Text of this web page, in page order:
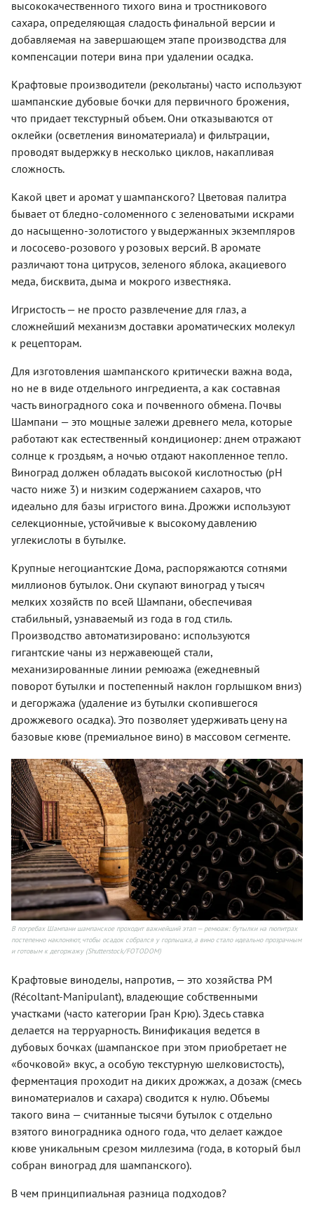
высококачественного тихого вина и тростникового
сахара, определяющая сладость финальной версии и
добавляемая на завершающем этапе производства для
компенсации потери вина при удалении осадка.
Крафтовые производители (рекольтаны) часто используют
шампанские дубовые бочки для первичного брожения,
что придает текстурный объем. Они отказываются от
оклейки (осветления виноматериала) и фильтрации,
проводят выдержку в несколько циклов, накапливая
сложность.
Какой цвет и аромат у шампанского? Цветовая палитра
бывает от бледно-соломенного с зеленоватыми искрами
до насыщенно-золотистого у выдержанных экземпляров
и лососево-розового у розовых версий. В аромате
различают тона цитрусов, зеленого яблока, акациевого
меда, бисквита, дыма и мокрого известняка.
Игристость — не просто развлечение для глаз, а
сложнейший механизм доставки ароматических молекул
к рецепторам.
Для изготовления шампанского критически важна вода,
но не в виде отдельного ингредиента, а как составная
часть виноградного сока и почвенного обмена. Почвы
Шампани — это мощные залежи древнего мела, которые
работают как естественный кондиционер: днем отражают
солнце к гроздьям, а ночью отдают накопленное тепло.
Виноград должен обладать высокой кислотностью (pH
часто ниже 3) и низким содержанием сахаров, что
идеально для базы игристого вина. Дрожжи используют
селекционные, устойчивые к высокому давлению
углекислоты в бутылке.
Крупные негоциантские Дома, распоряжаются сотнями
миллионов бутылок. Они скупают виноград у тысяч
мелких хозяйств по всей Шампани, обеспечивая
стабильный, узнаваемый из года в год стиль.
Производство автоматизировано: используются
гигантские чаны из нержавеющей стали,
механизированные линии ремюажа (ежедневный
поворот бутылки и постепенный наклон горлышком вниз)
и дегоржажа (удаление из бутылки скопившегося
дрожжевого осадка). Это позволяет удерживать цену на
базовые кюве (премиальное вино) в массовом сегменте.
В погребах Шампани шампанское проходит важнейший этап — ремюаж: бутылки на пюпитрах
постепенно наклоняют, чтобы осадок собрался у горлышка, а вино стало идеально прозрачным
и готовым к дегоржажу (Shutterstock/FOTODOM)
Крафтовые виноделы, напротив, — это хозяйства РМ
(Récoltant-Manipulant), владеющие собственными
участками (часто категории Гран Крю). Здесь ставка
делается на терруарность. Винификация ведется в
дубовых бочках (шампанское при этом приобретает не
«бочковой» вкус, а особую текстурную шелковистость),
ферментация проходит на диких дрожжах, а дозаж (смесь
виноматериалов и сахара) сводится к нулю. Объемы
такого вина — считанные тысячи бутылок с отдельно
взятого виноградника одного года, что делает каждое
кюве уникальным срезом миллезима (года, в который был
собран виноград для шампанского).
В чем принципиальная разница подходов?